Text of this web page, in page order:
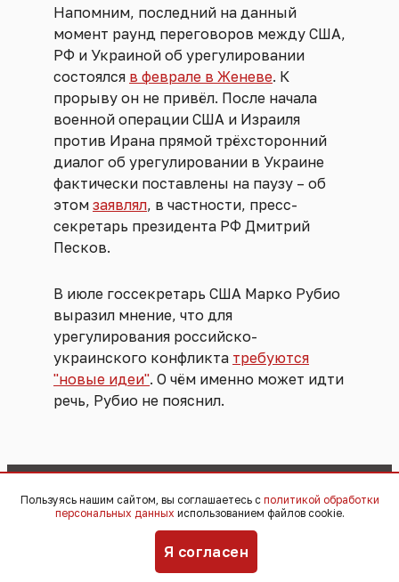
Напомним, последний на данный
момент раунд переговоров между США,
РФ и Украиной об урегулировании
состоялся в феврале в Женеве. К
прорыву он не привёл. После начала
военной операции США и Израиля
против Ирана прямой трёхсторонний
диалог об урегулировании в Украине
фактически поставлены на паузу – об
этом заявлял, в частности, пресс-
секретарь президента РФ Дмитрий
Песков.
В июле госсекретарь США Марко Рубио
выразил мнение, что для
урегулирования российско-
украинского конфликта требуются
"новые идеи". О чём именно может идти
речь, Рубио не пояснил.
Пользуясь нашим сайтом, вы соглашаетесь с политикой обработки
персональных данных использованием файлов cookie.
Я согласен